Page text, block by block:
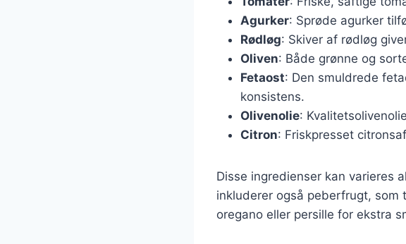
Agurker: Sprøde agurker
Rødløg: Skiver af rødløg
Oliven: Både grønne og
Fetaost: Den smuldrede
konsistens.
Olivenolie:
Citron: Friskpresset
Disse ingredienser kan varieres
inkluderer også peberfrugt,
oregano eller persille for ekstra